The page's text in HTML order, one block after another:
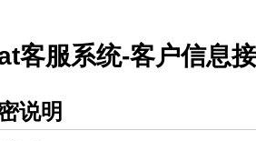
客服系统-客户信息
说明